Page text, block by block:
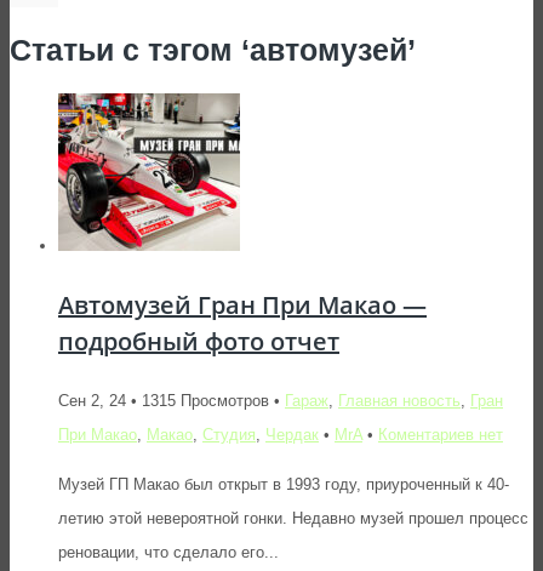
Статьи с тэгом ‘автомузей’
Автомузей Гран При Макао —
подробный фото отчет
Сен 2, 24 • 1315 Просмотров • Гараж Главная новость
Гран
При Макао Макао Студия Чердак • MrA • Коментариев нет
Музей ГП Макао был открыт в 1993 году, приуроченный к 40-
летию этой невероятной гонки. Недавно музей прошел процесс
реновации, что сделало его...